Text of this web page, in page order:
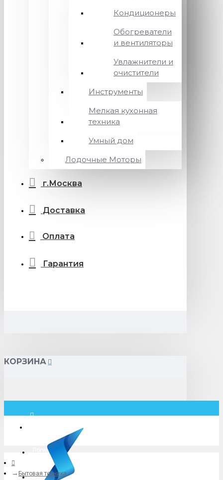
Кондиционеры
Обогреватели
и вентиляторы
Увлажнители и
очистители
Инструменты
Мелкая кухонная
техника
Умный дом
Лодочные Моторы
г.Москва
Доставка
Оплата
Гарантия
КОРЗИНА
Логин
+79775619766
Бытовая техника